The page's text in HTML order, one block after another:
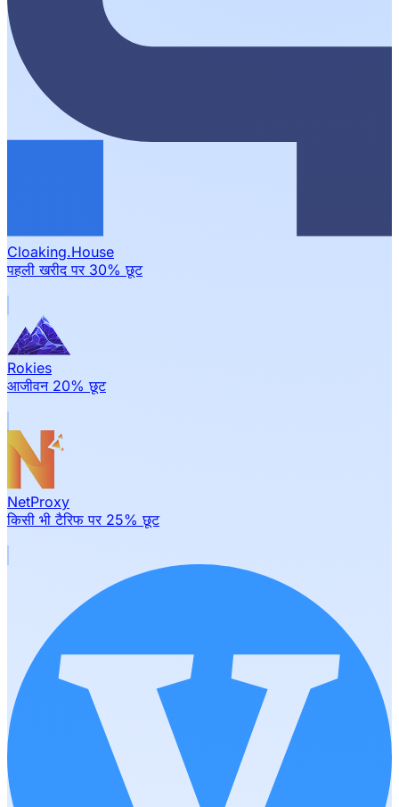
Cloaking.House
पहली खरीद पर 30% छूट
Rokies
आजीवन 20% छूट
NetProxy
किसी भी टैरिफ पर 25% छूट